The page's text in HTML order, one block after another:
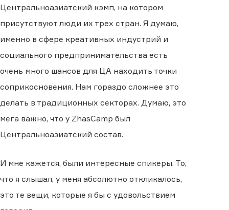
Центральноазиатский кэмп, на котором
присутствуют люди их трех стран. Я думаю,
именно в сфере креативных индустрий и
социального предпринимательства есть
очень много шансов для ЦА находить точки
соприкосновения. Нам гораздо сложнее это
делать в традиционных секторах. Думаю, это
мега важно, что у ZhasCamp был
Центральноазиатский состав.
И мне кажется, были интересные спикеры. То,
что я слышал, у меня абсолютно откликалось,
это те вещи, которые я бы с удовольствием